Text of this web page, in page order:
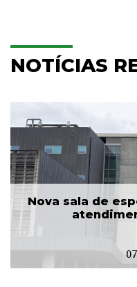
NOTÍCIAS
Nova sala de